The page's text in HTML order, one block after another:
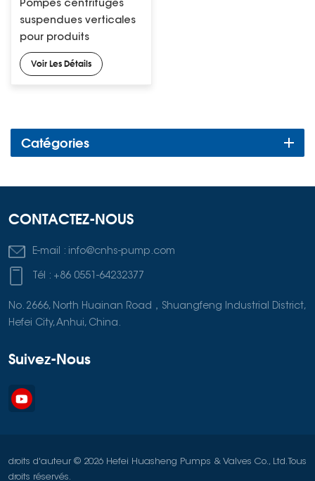
Pompes centrifuges
suspendues verticales
pour produits
chimiques, série VS4 API
610
Voir Les Détails
Catégories
CONTACTEZ-NOUS
E-mail : info@cnhs-pump.com
Tél : +86 0551-64232377
No. 2666, North Huainan Road，Shuangfeng Industrial District,
Hefei City, Anhui, China.
Suivez-Nous
droits d'auteur © 2026 Hefei Huasheng Pumps & Valves Co., Ltd. Tous
droits réservés.